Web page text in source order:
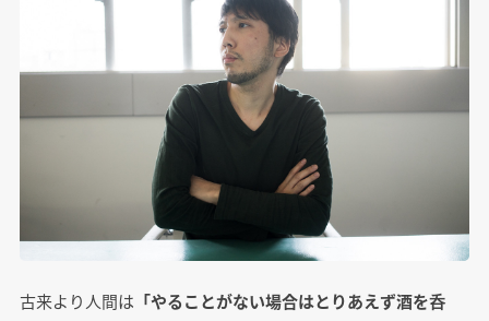
古来より人間は 「やることがない場合はとりあえず酒を呑